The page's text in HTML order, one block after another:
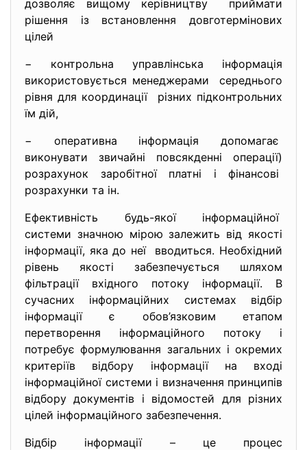
дозволяє вищому керівництву приймати
рішення із встановлення довготермінових
цілей
− контрольна управлінська інформація
використовується менеджерами середнього
рівня для координації різних підконтрольних
їм дій,
− оперативна інформація допомагає
виконувати звичайні повсякденні операції)
розрахунок заробітної платні і фінансові
розрахунки та ін.
Ефективність будь-якої інформаційної
системи значною мірою залежить від якості
інформації, яка до неї вводиться. Необхідний
рівень якості забезпечується шляхом
фільтрації вхідного потоку інформації. В
сучасних інформаційних системах відбір
інформації є обов’язковим етапом
перетворення інформаційного потоку і
потребує формулювання загальних і окремих
критеріїв відбору інформації на вході
інформаційної системи і визначення принципів
відбору документів і відомостей для різних
цілей інформаційного забезпечення.
Відбір інформації – це процес